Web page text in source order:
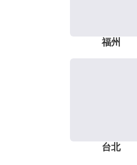
福州
台北